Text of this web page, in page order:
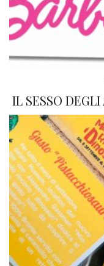
IL SESSO